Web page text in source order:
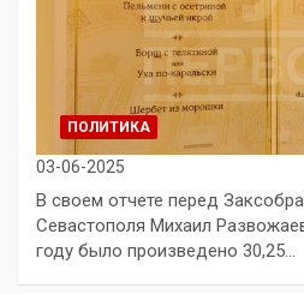
ПОЛИТИКА
03-06-2025
В своем отчете перед
Севастополя Михаил
году было произведено 30,25…